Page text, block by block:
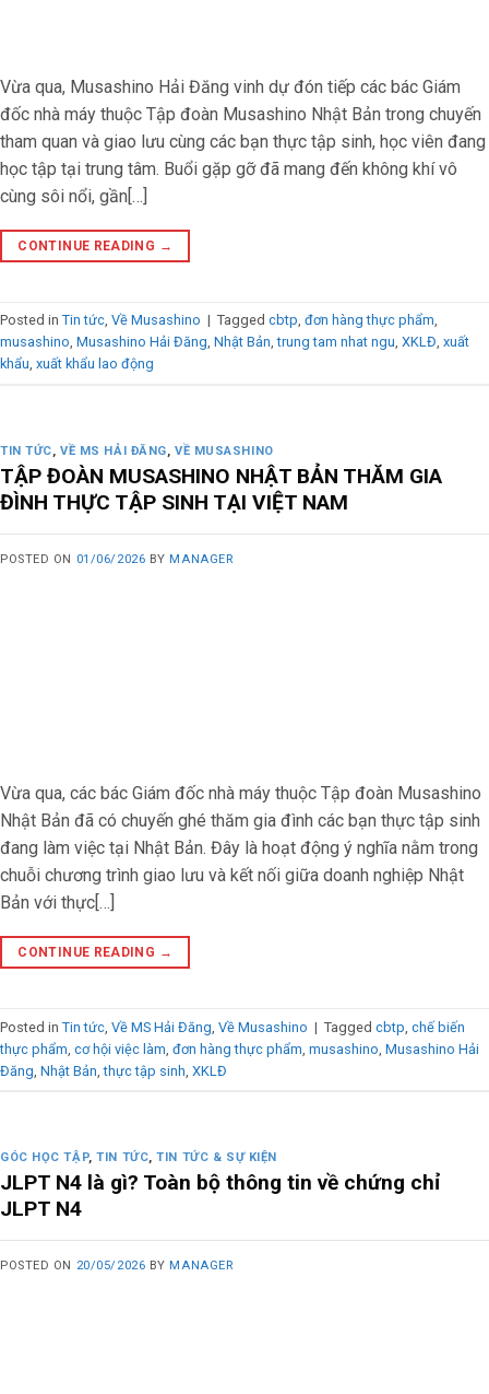
Vừa qua, Musashino Hải Đăng vinh dự đón tiếp các bác Giám
đốc nhà máy thuộc Tập đoàn Musashino Nhật Bản trong chuyến
tham quan và giao lưu cùng các bạn thực tập sinh, học viên đang
học tập tại trung tâm. Buổi gặp gỡ đã mang đến không khí vô
cùng sôi nổi, gần[…]
CONTINUE READING →
Posted in Tin tức, Về Musashino | Tagged cbtp, đơn hàng thực phẩm,
musashino, Musashino Hải Đăng, Nhật Bản,trung tam nhat ngu, XKLĐ, xuất
khẩu, xuất khẩu lao động
TIN TỨC,VỀ MS HẢI ĐĂNG,VỀ MUSASHINO
TẬP ĐOÀN MUSASHINO NHẬT BẢN THĂM GIA
ĐÌNH THỰC TẬP SINH TẠI VIỆT NAM
POSTED ON 01/06/2026 BY MANAGER
Vừa qua, các bác Giám đốc nhà máy thuộc Tập đoàn Musashino
Nhật Bản đã có chuyến ghé thăm gia đình các bạn thực tập sinh
đang làm việc tại Nhật Bản. Đây là hoạt động ý nghĩa nằm trong
chuỗi chương trình giao lưu và kết nối giữa doanh nghiệp Nhật
Bản với thực[…]
CONTINUE READING →
Posted in Tin tức Về MS Hải Đăng Về Musashino | Tagged cbtp chế biến
thực phẩm cơ hội việc làm đơn hàng thực phẩm musashino Musashino Hải
Đăng Nhật Bản ,thực tập sinh XKLĐ
GÓC HỌC TẬP,TIN TỨC,TIN TỨC & SỰ KIỆN
JLPT N4 là gì? Toàn bộ thông tin về chứng chỉ
JLPT N4
POSTED ON 20/05/2026 BY MANAGER